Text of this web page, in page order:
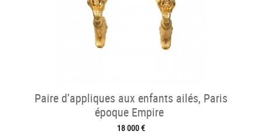
Paire d’appliques aux enfants ailés, Paris
époque Empire
18 000 €